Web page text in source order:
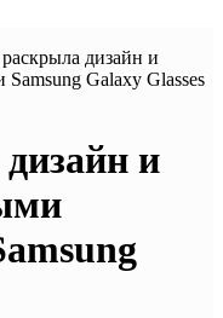
дизайн и
Galaxy Glasses
и